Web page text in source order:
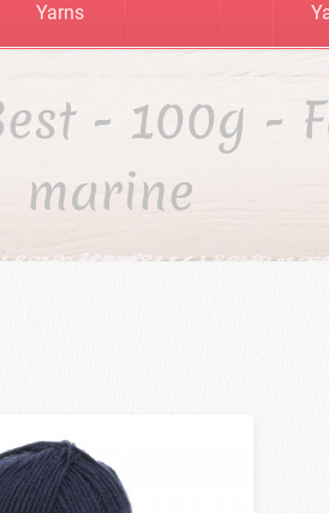
Yarns
- 100g -
marine